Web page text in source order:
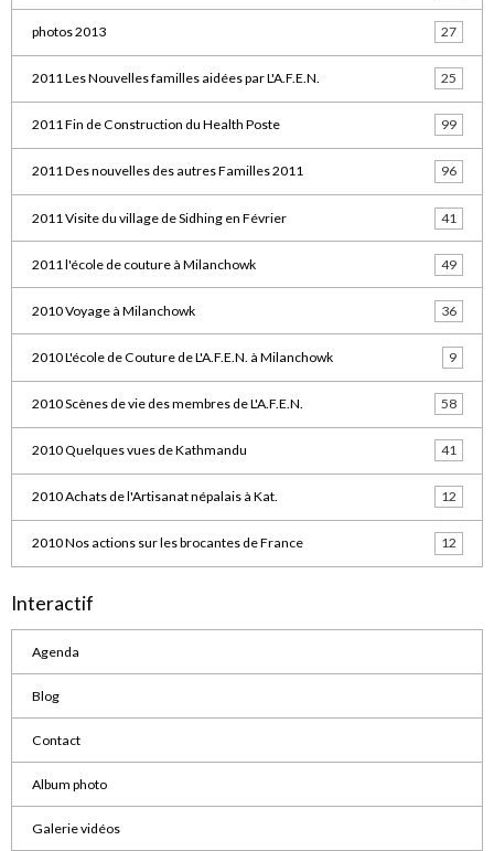
photos 2013 27
2011 Les Nouvelles familles aidées par L'A.F.E.N. 25
2011 Fin de Construction du Health Poste 99
2011 Des nouvelles des autres Familles 2011 96
2011 Visite du village de Sidhing en Février 41
2011 l'école de couture à Milanchowk 49
2010 Voyage à Milanchowk 36
2010 L'école de Couture de L'A.F.E.N. à Milanchowk 9
2010 Scènes de vie des membres de L'A.F.E.N. 58
2010 Quelques vues de Kathmandu 41
2010 Achats de l'Artisanat népalais à Kat. 12
2010 Nos actions sur les brocantes de France 12
Interactif
Agenda
Blog
Contact
Album photo
Galerie vidéos